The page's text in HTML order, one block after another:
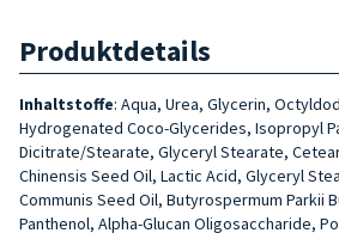
Produktdetails
Inhaltstoffe: Aqua, Urea, Glycerin,
Hydroge­nated Coco-Glycerides, Isopropyl
Dicitrate/Stearate, Glyceryl Stearate,
Chinensis Seed Oil, Lactic Acid, Glyceryl
Communis Seed Oil, Butyrospermum Parkii
Panthenol, Alpha-Glu­can Oligosaccharide,